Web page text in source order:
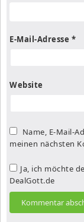
E-Mail-Adresse *
Website
Name, E-Mail-
meinen nächsten
Ja, ich möchte
DealGott.de